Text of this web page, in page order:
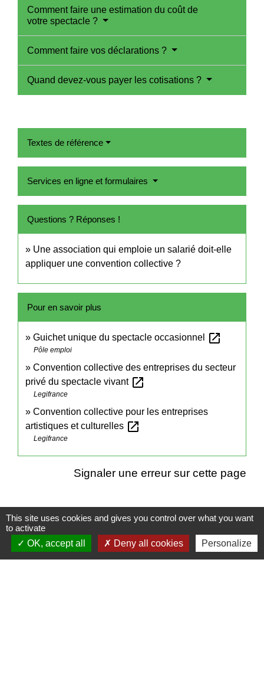
Comment faire une estimation du coût de
votre spectacle ?
Comment faire vos déclarations ?
Quand devez-vous payer les cotisations ?
Textes de référence
Services en ligne et formulaires
Questions ? Réponses !
Une association qui emploie un salarié doit-elle
appliquer une convention collective ?
Pour en savoir plus
Guichet unique du spectacle occasionnel open_in_new
Pôle emploi
Convention collective des entreprises du secteur
privé du spectacle vivant open_in_new
Legifrance
Convention collective pour les entreprises
artistiques et culturelles open_in_new
Legifrance
Signaler une erreur sur cette page
Contacts
Mairie de Cormeray
This site uses cookies and gives you control over what you want
to activate
OK, accept all
Deny all cookies Personalize